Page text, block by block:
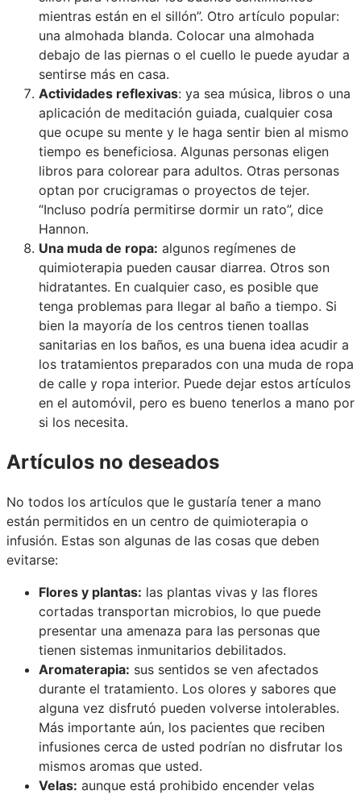
mientras están en el sillón”. Otro artículo popular:
una almohada blanda. Colocar una almohada
debajo de las piernas o el cuello le puede ayudar a
sentirse más en casa.
Actividades reflexivas: ya sea música, libros o una
aplicación de meditación guiada, cualquier cosa
que ocupe su mente y le haga sentir bien al mismo
tiempo es beneficiosa. Algunas personas eligen
libros para colorear para adultos. Otras personas
optan por crucigramas o proyectos de tejer.
“Incluso podría permitirse dormir un rato”, dice
Hannon.
Una muda de ropa: algunos regímenes de
quimioterapia pueden causar diarrea. Otros son
hidratantes. En cualquier caso, es posible que
tenga problemas para llegar al baño a tiempo. Si
bien la mayoría de los centros tienen toallas
sanitarias en los baños, es una buena idea acudir a
los tratamientos preparados con una muda de ropa
de calle y ropa interior. Puede dejar estos artículos
en el automóvil, pero es bueno tenerlos a mano por
si los necesita.
Artículos no deseados
No todos los artículos que le gustaría tener a mano
están permitidos en un centro de quimioterapia o
infusión. Estas son algunas de las cosas que deben
evitarse:
Flores y plantas: las plantas vivas y las flores
cortadas transportan microbios, lo que puede
presentar una amenaza para las personas que
tienen sistemas inmunitarios debilitados.
Aromaterapia: sus sentidos se ven afectados
durante el tratamiento. Los olores y sabores que
alguna vez disfrutó pueden volverse intolerables.
Más importante aún, los pacientes que reciben
infusiones cerca de usted podrían no disfrutar los
mismos aromas que usted.
Velas: aunque está prohibido encender velas